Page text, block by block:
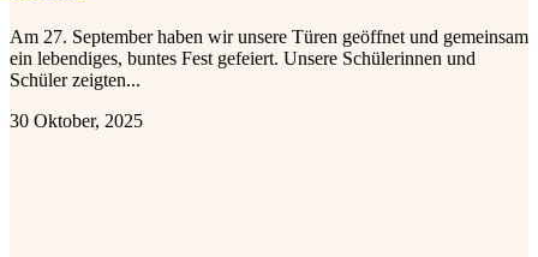
Am 27. September haben wir unsere Türen geöffnet und gemeinsam
ein lebendiges, buntes Fest gefeiert. Unsere Schülerinnen und
Schüler zeigten...
30 Oktober, 2025